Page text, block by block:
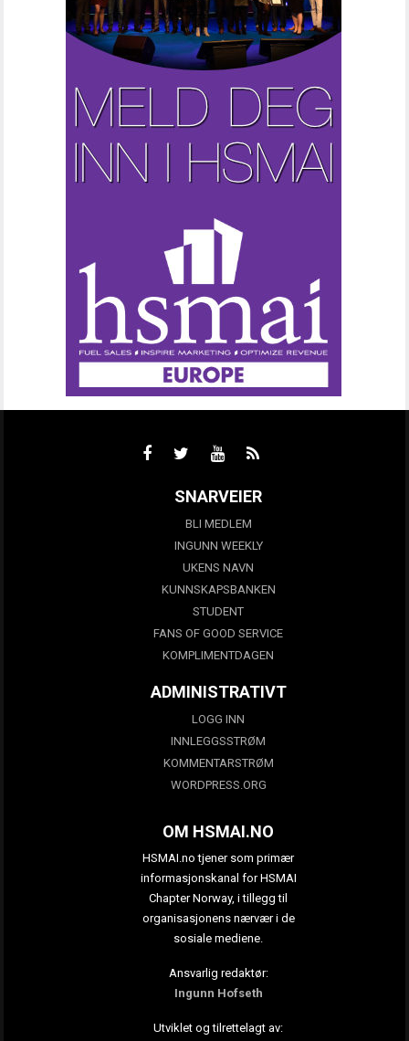
SNARVEIER
BLI MEDLEM
INGUNN WEEKLY
UKENS NAVN
KUNNSKAPSBANKEN
STUDENT
FANS OF GOOD SERVICE
KOMPLIMENTDAGEN
ADMINISTRATIVT
LOGG INN
INNLEGGSSTRØM
KOMMENTARSTRØM
WORDPRESS.ORG
OM HSMAI.NO
HSMAI.no tjener som primær
informasjonskanal for HSMAI
Chapter Norway, i tillegg til
organisasjonens nærvær i de
sosiale mediene.
Ansvarlig redaktør:
Ingunn Hofseth
Utviklet og tilrettelagt av: